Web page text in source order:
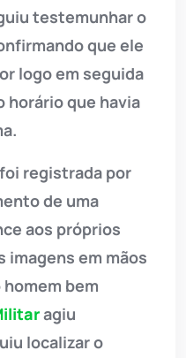
testemunhar o
que ele
logo em seguida
horário que havia
registrada por
de uma
aos próprios
imagens em mãos
bem
agiu
localizar o